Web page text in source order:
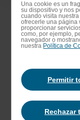
Una cookie es un
su dispositivo y nos
cuando visita
ofrecerle una página
proporcionar
como, por ejemplo,
navegador o
nuestra Política de
Permitir